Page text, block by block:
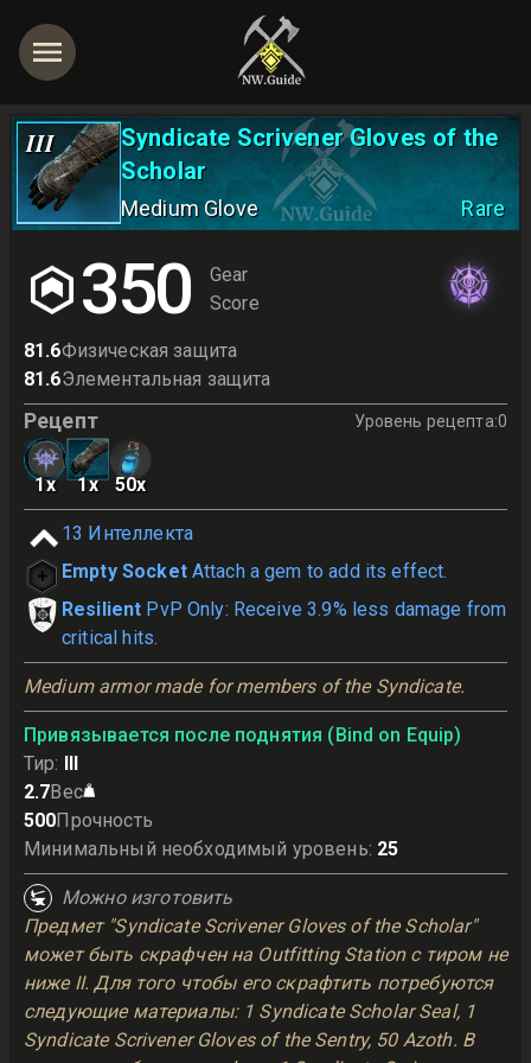
III
Syndicate Scrivener Gloves of the
Scholar
Medium Glove Rare
350
Gear
Score
81.6Физическая защита
81.6Элементальная защита
Рецепт Уровень рецепта:0
1x 1x 50x
13 Интеллекта
Empty Socket Attach a gem to add its effect.
Resilient PvP Only: Receive 3.9% less damage from
critical hits.
Medium armor made for members of the Syndicate.
Привязывается после поднятия (Bind on Equip)
Тир: III
2.7Вес
500Прочность
Минимальный необходимый уровень: 25
Можно изготовить
Предмет "Syndicate Scrivener Gloves of the Scholar"
может быть скрафчен на Outfitting Station с тиром не
ниже II. Для того чтобы его скрафтить потребуются
следующие материалы: 1 Syndicate Scholar Seal, 1
Syndicate Scrivener Gloves of the Sentry, 50 Azoth. В